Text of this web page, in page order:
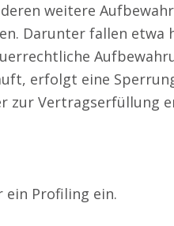
weitere
Darunter fallen
erfolgt eine
zur Vertragserfüllung
ein Profiling ein.